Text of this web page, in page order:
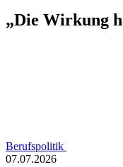
„Die Wirkung
Berufspolitik
07.07.2026